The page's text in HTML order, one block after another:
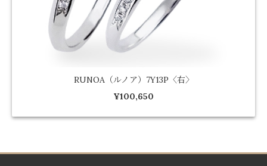
RUNOA（ルノア）7Y13P〈右〉
¥100,650